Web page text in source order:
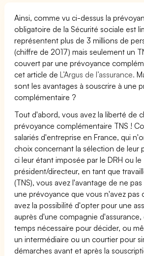
Ainsi, comme vu ci-dessus la
obligatoire de la Sécurité sociale est
représentent plus de 3 millions de
(chiffre de 2017) mais seulement un
couvert par une prévoyance
cet article deL’Argus de l’assurance.
sont les avantages à souscrire à une
complémentaire ?
Tout d'abord, vous avez la liberté de
prévoyance complémentaire TNS !
salariés d'entreprise en France, qui
choix concernant la sélection de leur
ci leur étant imposée par le DRH ou le
président/directeur, en tant que
(TNS), vous avez l'avantage de ne
une prévoyance que vous n'avez pas
avez la possibilité d'opter pour une
auprès d'une compagnie
temps nécessaire pour décider, ou
un intermédiaire ou un courtier pour
démarches avant et après la